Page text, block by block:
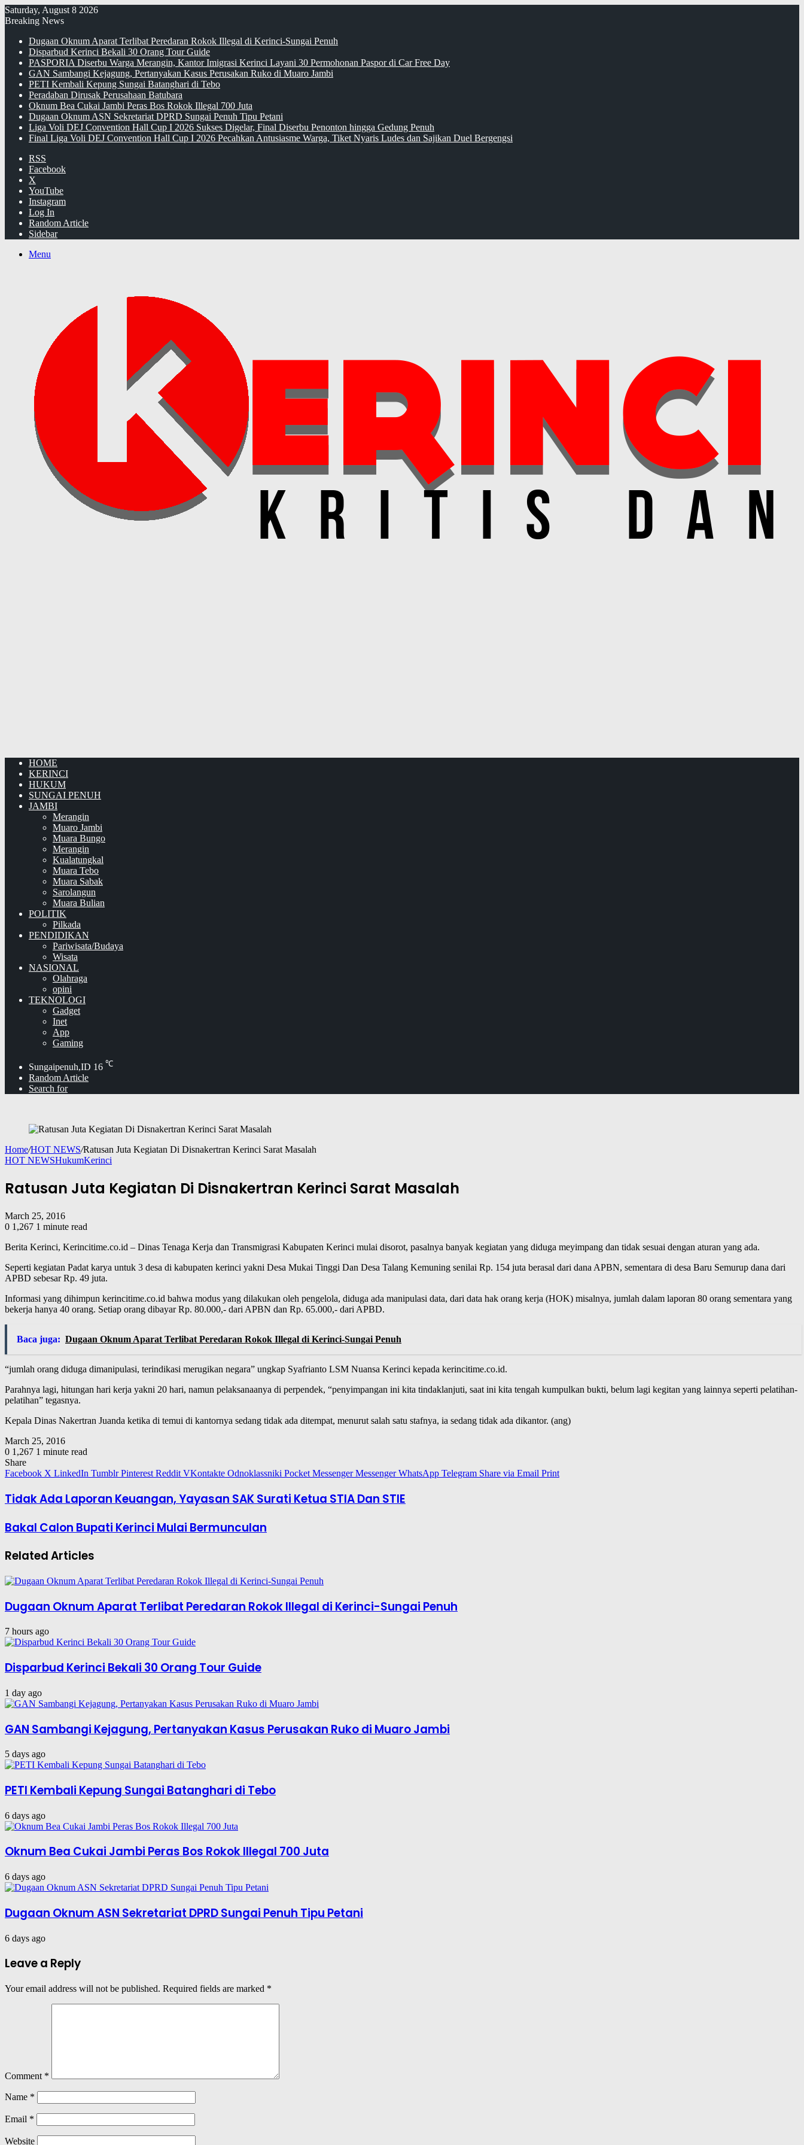
Saturday, August 8 2026
Breaking News
Dugaan Oknum Aparat Terlibat Peredaran Rokok Illegal di Kerinci-Sungai Penuh
Disparbud Kerinci Bekali 30 Orang Tour Guide
PASPORIA Diserbu Warga Merangin, Kantor Imigrasi Kerinci Layani 30 Permohonan Paspor di Car Free Day
GAN Sambangi Kejagung, Pertanyakan Kasus Perusakan Ruko di Muaro Jambi
PETI Kembali Kepung Sungai Batanghari di Tebo
Peradaban Dirusak Perusahaan Batubara
Oknum Bea Cukai Jambi Peras Bos Rokok Illegal 700 Juta
Dugaan Oknum ASN Sekretariat DPRD Sungai Penuh Tipu Petani
Liga Voli DEJ Convention Hall Cup I 2026 Sukses Digelar, Final Diserbu Penonton hingga Gedung Penuh
Final Liga Voli DEJ Convention Hall Cup I 2026 Pecahkan Antusiasme Warga, Tiket Nyaris Ludes dan Sajikan Duel Bergengsi
RSS
Facebook
X
YouTube
Instagram
Log In
Random Article
Sidebar
Menu
HOME
KERINCI
HUKUM
SUNGAI PENUH
JAMBI
Merangin
Muaro Jambi
Muara Bungo
Merangin
Kualatungkal
Muara Tebo
Muara Sabak
Sarolangun
Muara Bulian
POLITIK
Pilkada
PENDIDIKAN
Pariwisata/Budaya
Wisata
NASIONAL
Olahraga
opini
TEKNOLOGI
Gadget
Inet
App
Gaming
Sungaipenuh,ID 16 ℃
Random Article
Search for
Home/HOT NEWS/Ratusan Juta Kegiatan Di Disnakertran Kerinci Sarat Masalah
HOT NEWSHukumKerinci
Ratusan Juta Kegiatan Di Disnakertran Kerinci Sarat Masalah
March 25, 2016
0 1,267 1 minute read
Berita Kerinci, Kerincitime.co.id – Dinas Tenaga Kerja dan Transmigrasi Kabupaten Kerinci mulai disorot, pasalnya banyak kegiatan yang diduga meyimpang dan tidak sesuai dengan aturan yang ada.
Seperti kegiatan Padat karya untuk 3 desa di kabupaten kerinci yakni Desa Mukai Tinggi Dan Desa Talang Kemuning senilai Rp. 154 juta berasal dari dana APBN, sementara di desa Baru Semurup dana dari
APBD sebesar Rp. 49 juta.
Informasi yang dihimpun kerincitime.co.id bahwa modus yang dilakukan oleh pengelola, diduga ada manipulasi data, dari data hak orang kerja (HOK) misalnya, jumlah dalam laporan 80 orang sementara yang
bekerja hanya 40 orang. Setiap orang dibayar Rp. 80.000,- dari APBN dan Rp. 65.000,- dari APBD.
Baca juga: Dugaan Oknum Aparat Terlibat Peredaran Rokok Illegal di Kerinci-Sungai Penuh
“jumlah orang diduga dimanipulasi, terindikasi merugikan negara” ungkap Syafrianto LSM Nuansa Kerinci kepada kerincitime.co.id.
Parahnya lagi, hitungan hari kerja yakni 20 hari, namun pelaksanaanya di perpendek, “penyimpangan ini kita tindaklanjuti, saat ini kita tengah kumpulkan bukti, belum lagi kegitan yang lainnya seperti pelatihan-
pelatihan” tegasnya.
Kepala Dinas Nakertran Juanda ketika di temui di kantornya sedang tidak ada ditempat, menurut salah satu stafnya, ia sedang tidak ada dikantor. (ang)
March 25, 2016
0 1,267 1 minute read
Share
Facebook X LinkedIn Tumblr Pinterest Reddit VKontakte Odnoklassniki Pocket Messenger Messenger WhatsApp Telegram Share via Email Print
Tidak Ada Laporan Keuangan, Yayasan SAK Surati Ketua STIA Dan STIE
Bakal Calon Bupati Kerinci Mulai Bermunculan
Related Articles
Dugaan Oknum Aparat Terlibat Peredaran Rokok Illegal di Kerinci-Sungai Penuh
7 hours ago
Disparbud Kerinci Bekali 30 Orang Tour Guide
1 day ago
GAN Sambangi Kejagung, Pertanyakan Kasus Perusakan Ruko di Muaro Jambi
5 days ago
PETI Kembali Kepung Sungai Batanghari di Tebo
6 days ago
Oknum Bea Cukai Jambi Peras Bos Rokok Illegal 700 Juta
6 days ago
Dugaan Oknum ASN Sekretariat DPRD Sungai Penuh Tipu Petani
6 days ago
Leave a Reply
Your email address will not be published. Required fields are marked *
Comment *
Name *
Email *
Website